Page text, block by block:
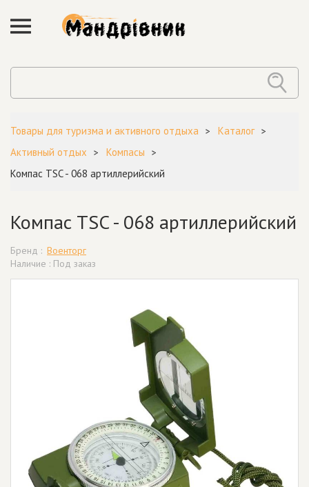
Товары для туризма и активного отдыха
Каталог
Активный отдых
Компасы
Компас TSC - 068 артиллерийский
Компас TSC - 068 артиллерийский
Бренд : Военторг
Наличие : Под заказ